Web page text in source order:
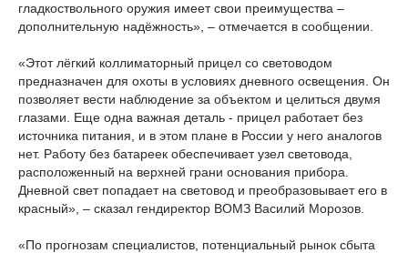
гладкоствольного оружия имеет свои преимущества –
дополнительную надёжность», – отмечается в сообщении.
«Этот лёгкий коллиматорный прицел со световодом
предназначен для охоты в условиях дневного освещения. Он
позволяет вести наблюдение за объектом и целиться двумя
глазами. Еще одна важная деталь - прицел работает без
источника питания, и в этом плане в России у него аналогов
нет. Работу без батареек обеспечивает узел световода,
расположенный на верхней грани основания прибора.
Дневной свет попадает на световод и преобразовывает его в
красный», – сказал гендиректор ВОМЗ Василий Морозов.
«По прогнозам специалистов, потенциальный рынок сбыта